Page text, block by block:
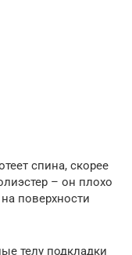
спина, скорее
– он плохо
поверхности
телу подкладки